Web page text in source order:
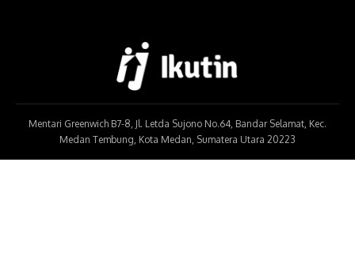
Mentari Greenwich B7-8, Jl. Letda Sujono No.64, Bandar Selamat, Kec.
Medan Tembung, Kota Medan, Sumatera Utara 20223